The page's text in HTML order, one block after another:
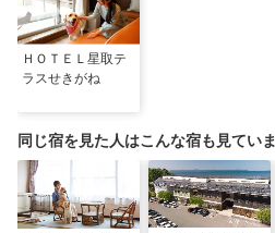
ＨＯＴＥＬ星取テ
ラスせきがね
同じ宿を見た人はこんな宿も見てい